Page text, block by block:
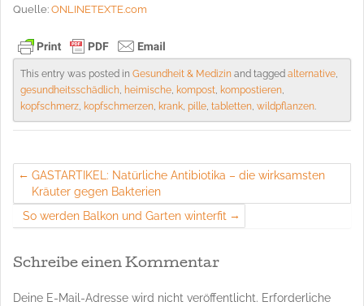
Quelle: ONLINETEXTE.com
This entry was posted in Gesundheit & Medizin and tagged alternative,
gesundheitsschädlich, heimische, kompost, kompostieren,
kopfschmerz, kopfschmerzen, krank, pille, tabletten, wildpflanzen.
GASTARTIKEL: Natürliche Antibiotika – die wirksamsten
Kräuter gegen Bakterien
So werden Balkon und Garten winterfit
Schreibe einen Kommentar
Deine E-Mail-Adresse wird nicht veröffentlicht. Erforderliche